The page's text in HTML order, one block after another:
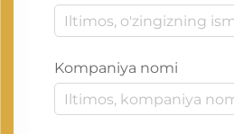
Kompaniya nomi